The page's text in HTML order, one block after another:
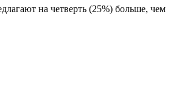
на четверть (25%) больше, чем